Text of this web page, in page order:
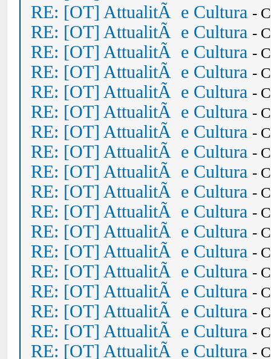
RE: [OT] AttualitÃ e Cultura -
RE: [OT] AttualitÃ e Cultura -
RE: [OT] AttualitÃ e Cultura -
RE: [OT] AttualitÃ e Cultura -
RE: [OT] AttualitÃ e Cultura -
RE: [OT] AttualitÃ e Cultura -
RE: [OT] AttualitÃ e Cultura -
RE: [OT] AttualitÃ e Cultura -
RE: [OT] AttualitÃ e Cultura -
RE: [OT] AttualitÃ e Cultura -
RE: [OT] AttualitÃ e Cultura -
RE: [OT] AttualitÃ e Cultura -
RE: [OT] AttualitÃ e Cultura -
RE: [OT] AttualitÃ e Cultura -
RE: [OT] AttualitÃ e Cultura -
RE: [OT] AttualitÃ e Cultura -
RE: [OT] AttualitÃ e Cultura -
RE: [OT] AttualitÃ e Cultura -